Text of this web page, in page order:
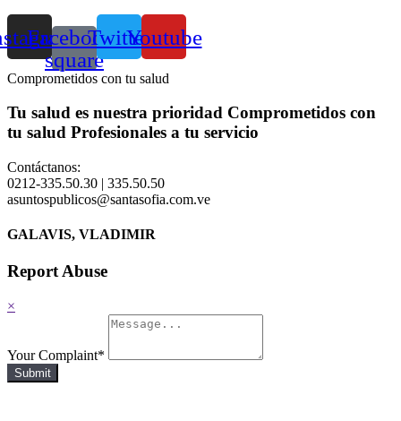
Facebook-
square
TwitterYoutube
Comprometidos con tu salud
Tu salud es nuestra prioridad Comprometidos con
tu salud Profesionales a tu servicio
Contáctanos:
0212-335.50.30 | 335.50.50
asuntospublicos@santasofia.com.ve
GALAVIS, VLADIMIR
Report Abuse
×
Your Complaint*
Submit